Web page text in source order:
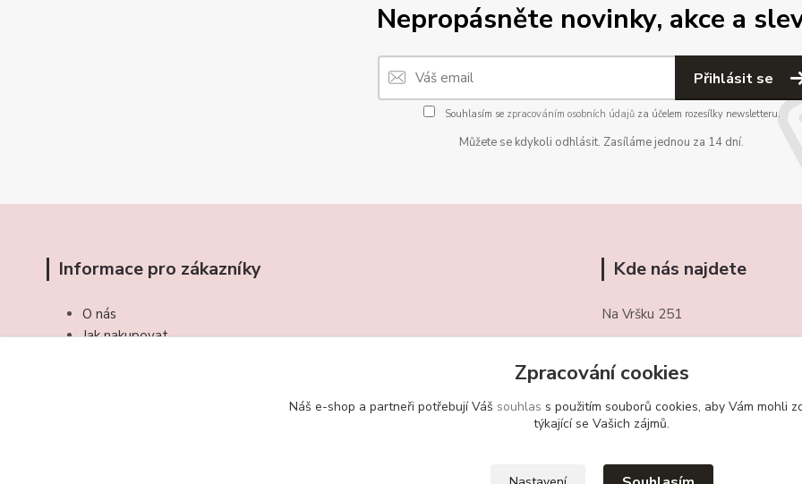
Nepropásněte novinky, akce a
Přihlásit se
Souhlasím se zpracováním osobních údajůza účelem rozesílky newsletteru.
Můžete se kdykoli odhlásit. Zasíláme jednou za 14 dní.
Informace pro zákazníky
O nás
Jak nakupovat
Kde nás najdete
Na Vršku 251
obchudekuradky@gmail.com
Zpracování cookies
Náš e-shop a partneři potřebují Váš souhlas s použitím souborů cookies, aby Vám mohli
týkající se Vašich zájmů.